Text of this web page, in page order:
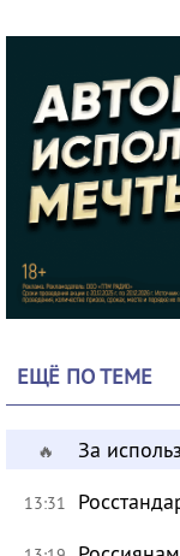
ЕЩЁ ПО ТЕМЕ
🔥 За
13:31